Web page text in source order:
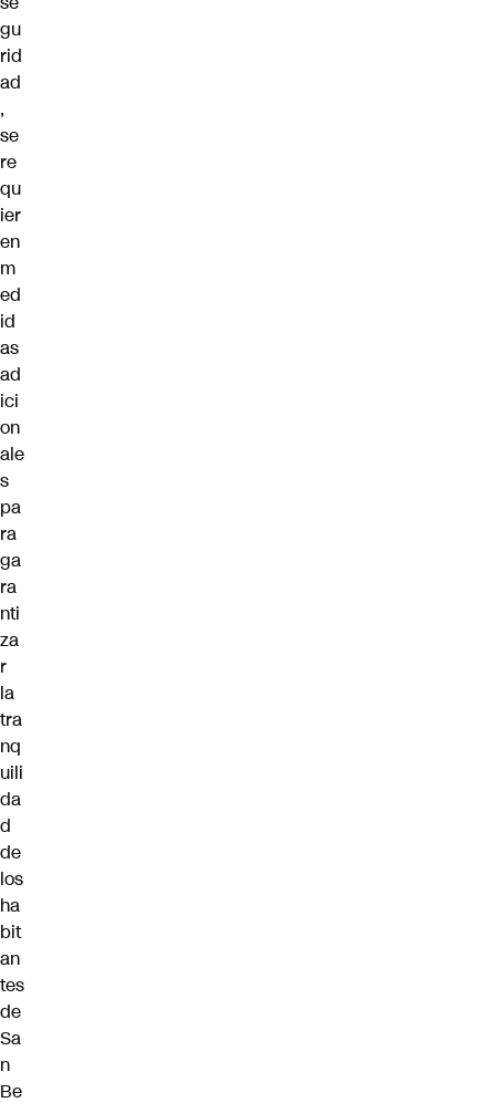
gu
rid
ad
,
se
re
qu
ier
en
m
ed
id
as
ad
ici
on
ale
s
pa
ra
ga
ra
nti
za
r
la
tra
nq
uili
da
d
de
los
ha
bit
an
tes
de
Sa
n
Be